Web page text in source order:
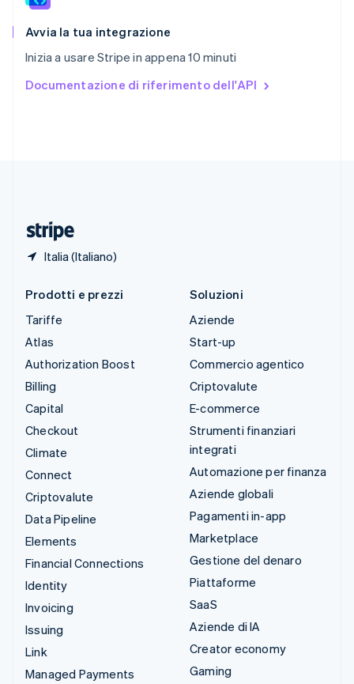
Avvia la tua integrazione
Inizia a usare Stripe in appena 10 minuti
Documentazione di riferimento dell'API
Italia (Italiano)
Slovenia
English Italiano
EspañolEnglish
English Español 简体中文
Prodotti e prezzi
Tariffe
Atlas
Authorization Boost
Billing
Capital
Checkout
Climate
Connect
Criptovalute
Data Pipeline
Elements
Financial Connections
Identity
Invoicing
Issuing
Link
Managed Payments
Soluzioni
Aziende
Start-up
Commercio agentico
Criptovalute
E-commerce
Strumenti finanziari
integrati
Automazione per finanza
Aziende globali
Pagamenti in-app
Marketplace
Gestione del denaro
Piattaforme
SaaS
Aziende di IA
Creator economy
Gaming